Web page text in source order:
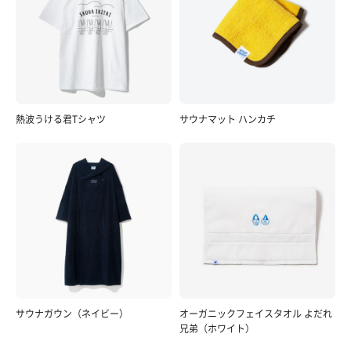
熱波うける君Tシャツ サウナマット ハンカチ
サウナガウン（ネイビー）
オーガニックフェイスタオル よだれ
兄弟（ホワイト）